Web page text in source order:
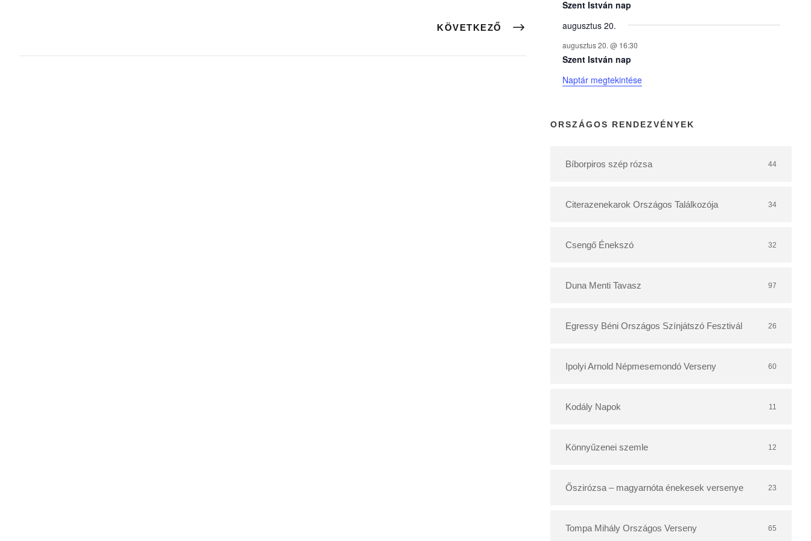
KÖVETKEZŐ
y
e
k
n
á
r
Szent István nap
augusztus 20.
augusztus 20. @ 16:30
Szent István nap
Naptár megtekintése
ORSZÁGOS RENDEZVÉNYEK
Bíborpiros szép rózsa 44
Citerazenekarok Országos Találkozója 34
Csengő Énekszó 32
Duna Menti Tavasz 97
Egressy Béni Országos Színjátszó Fesztivál 26
Ipolyi Arnold Népmesemondó Verseny 60
Kodály Napok 11
Könnyűzenei szemle 12
Őszirózsa – magyarnóta énekesek versenye 23
Tompa Mihály Országos Verseny 65